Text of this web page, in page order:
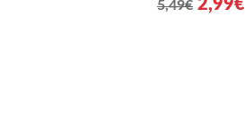
5,49€ 2,99€